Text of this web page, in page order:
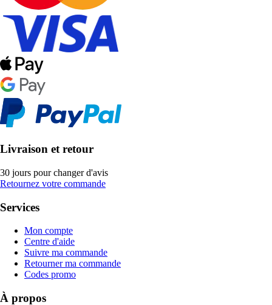
Livraison et retour
30 jours pour changer d'avis
Retournez votre commande
Services
Mon compte
Centre d'aide
Suivre ma commande
Retourner ma commande
Codes promo
À propos